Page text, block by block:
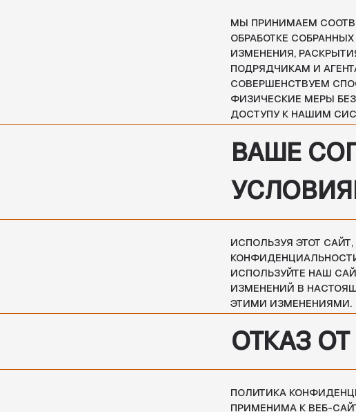
ИСПОЛЬЗУЯ ЭТОТ САЙТ, ВЫ
КОНФИДЕНЦИАЛЬНОСТИ.
ИСПОЛЬЗУЙТЕ НАШ САЙТ.
ИЗМЕНЕНИЙ В НАСТОЯЩУЮ
ЭТИМИ ИЗМЕНЕНИЯМИ.
ОТКАЗ ОТ
ПОЛИТИКА
НАШЕМ САЙТЕ И С КОТОРЫХ
САЙТА НА ДРУГИЕ САЙТЫ
КОНФИДЕНЦИАЛЬНОСТИ В
ПРОВЕРЯТЬ ЭТУ СТРАНИЦУ
МЫ ЗАЩИЩАЕМ ИНФОРМАЦИЮ
ОЗНАКОМЛЕНИЕ С